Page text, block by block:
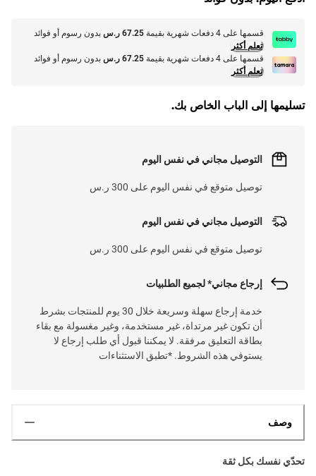
قسمها على 4 دفعات شهرية بقيمة 67.25 ر.س
بدون رسوم أو فوائد
تعلم أكثر
قسمها على 4 دفعات شهرية بقيمة
67.25 ر.س
بدون رسوم أو فوائد
تعلم أكثر
تسليمها إلى الباب الخاص بك.
التوصيل مجاني في نفس اليوم
توصيل متوقع في نفس اليوم على 300 ر.س
التوصيل مجاني في نفس اليوم
توصيل متوقع في نفس اليوم على 300 ر.س
إرجاع مجاني* لجميع الطلبيات
خدمة إرجاع سهلة وسريعة خلال 30 يوم للمنتجات بشرط
أن تكون غير مرتداة، غير مستخدمة، وغير مغسولة مع بقاء
بطاقة التعليق مرفقة. لا يمكننا قبول أي طلب إرجاع لا
يستوفي هذه الشروط. *تطبق الاستثناءات
وصف
تحدّي نفسك بكل ثقة